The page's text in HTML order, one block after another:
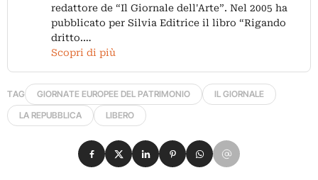
redattore de “Il Giornale dell'Arte”. Nel 2005 ha
pubblicato per Silvia Editrice il libro “Rigando
dritto.…
Scopri di più
TAG GIORNATE EUROPEE DEL PATRIMONIO
IL GIORNALE
LA REPUBBLICA
LIBERO
Condividi su Facebook
Condividi su X
Condividi su LinkedIn
Condividi su Pinterest
Condividi su WhatsApp
Condividi su Email